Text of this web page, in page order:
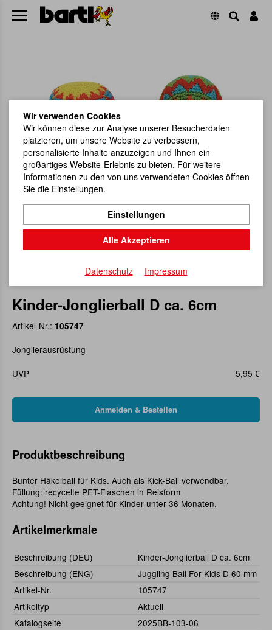
Kinder-Jonglierball D ca. 6cm
Artikel-Nr.: 105747
Jonglierausrüstung
UVP
5,95 €
Produktbeschreibung
Bunter Häkelball für Kids. Auch als Kick-Ball verwendbar.
Füllung: recycelte PET-Flaschen in Reisform
Achtung! Nicht geeignet für Kinder unter 36 Monaten.
Artikelmerkmale
Beschreibung (DEU)
Kinder-Jonglierball D ca. 6cm
Beschreibung (ENG)
Juggling Ball For Kids D 60 mm
Artikel-Nr.
105747
Artikeltyp
Aktuell
Katalogseite
2025BB-103-06
Wir verwenden Cookies
Wir können diese zur Analyse unserer Besucherdaten
platzieren, um unsere Website zu verbessern,
personalisierte Inhalte anzuzeigen und Ihnen ein
großartiges Website-Erlebnis zu bieten. Für weitere
Informationen zu den von uns verwendeten Cookies öffnen
Sie die Einstellungen.
Einstellungen
Alle Akzeptieren
Datenschutz Impressum